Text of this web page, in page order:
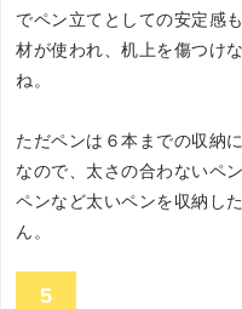
でペン立てとしての安定感
材が使われ、机上を傷つけ
ね。
ただペンは６本までの収納
なので、太さの合わないペ
ペンなど太いペンを収納し
ん。
5